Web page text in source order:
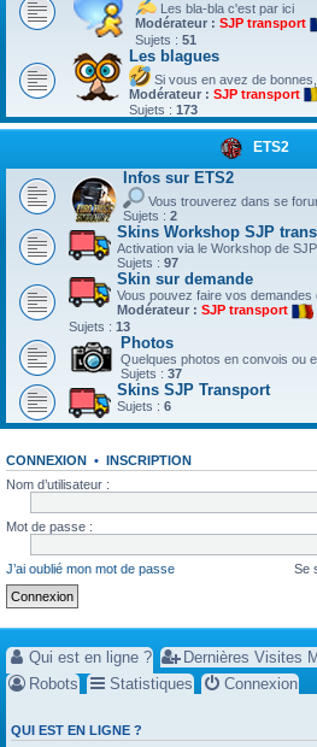
Les bla-bla c'est par ici
Modérateur : SJP transport
Sujets : 51
Les blagues
Si vous en avez de
Modérateur : SJP transport
Sujets : 173
ETS2
Infos sur ETS2
Vous trouverez dans se
Sujets : 2
Skins Workshop SJP
Activation via le Workshop de
Sujets : 97
Skin sur demande
Vous pouvez faire vos demandes
Modérateur : SJP transport
Sujets : 13
Photos
Quelques photos en convois ou
Sujets : 37
Skins SJP Transport
Sujets : 6
CONNEXION • INSCRIPTION
Nom d’utilisateur :
Mot de passe :
J’ai oublié mon mot de passe Se
Qui est en ligne ?
Dernières Visites
Robots
Statistiques Connexion
QUI EST EN LIGNE ?